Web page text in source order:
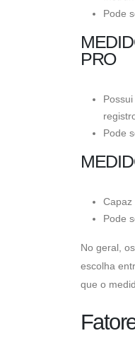
Pode
PRO
Pode
Capaz
Pode
No geral,
escolha
que o